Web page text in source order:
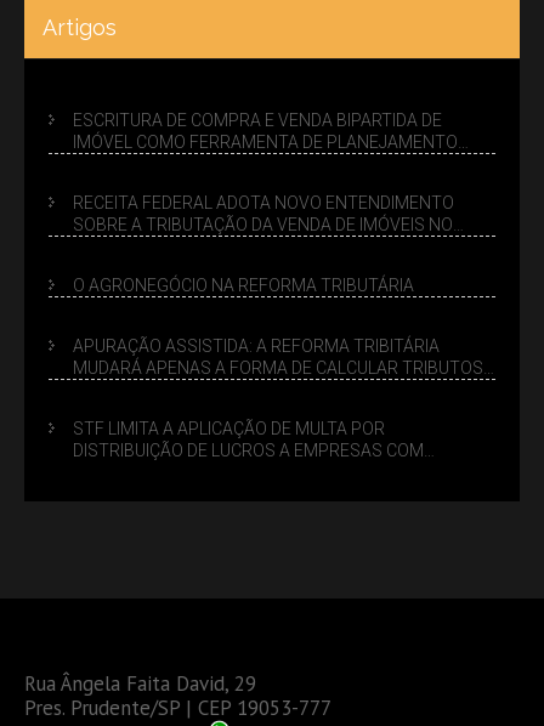
Artigos
ESCRITURA DE COMPRA E VENDA BIPARTIDA DE
IMÓVEL COMO FERRAMENTA DE PLANEJAMENTO
RECEITA FEDERAL ADOTA NOVO ENTENDIMENTO
SOBRE A TRIBUTAÇÃO DA VENDA DE IMÓVEIS NO
O AGRONEGÓCIO NA REFORMA TRIBUTÁRIA
APURAÇÃO ASSISTIDA: A REFORMA TRIBITÁRIA
MUDARÁ APENAS A FORMA DE CALCULAR TRIBUTOS
STF LIMITA A APLICAÇÃO DE MULTA POR
DISTRIBUIÇÃO DE LUCROS A EMPRESAS COM
Rua Ângela Faita David, 29
Pres. Prudente/SP | CEP 19053-777